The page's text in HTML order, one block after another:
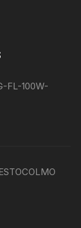
FL-100W-